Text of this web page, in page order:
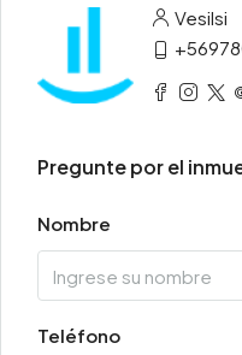
Vesilsi
Pregunte por el
Nombre
Teléfono